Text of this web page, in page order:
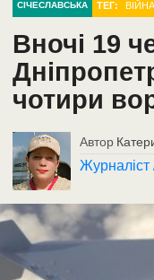
СІЧЕСЛАВСЬКА ТЕГ: ВІЙНА
Вночі 19
чотири
Автор
Журналіст